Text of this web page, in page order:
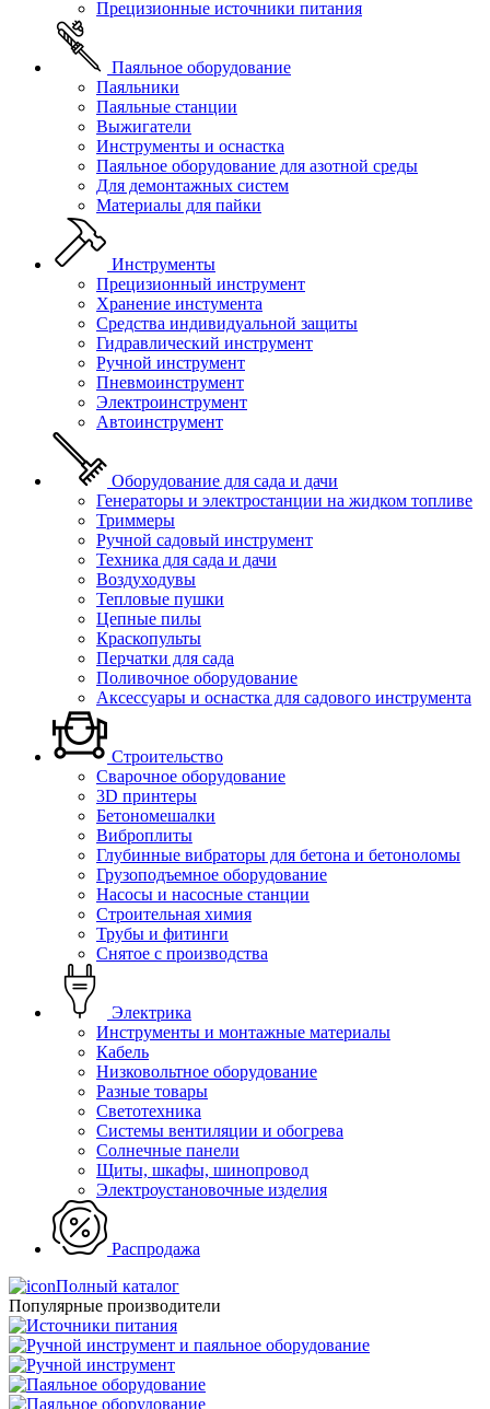
Прецизионные источники питания
Паяльное оборудование
Паяльники
Паяльные станции
Выжигатели
Инструменты и оснастка
Паяльное оборудование для азотной среды
Для демонтажных систем
Материалы для пайки
Инструменты
Прецизионный инструмент
Хранение инстумента
Средства индивидуальной защиты
Гидравлический инструмент
Ручной инструмент
Пневмоинструмент
Электроинструмент
Автоинструмент
Оборудование для сада и дачи
Генераторы и электростанции на жидком топливе
Триммеры
Ручной садовый инструмент
Техника для сада и дачи
Воздуходувы
Тепловые пушки
Цепные пилы
Краскопульты
Перчатки для сада
Поливочное оборудование
Аксессуары и оснастка для садового инструмента
Строительство
Сварочное оборудование
3D принтеры
Бетономешалки
Виброплиты
Глубинные вибраторы для бетона и бетоноломы
Грузоподъемное оборудование
Насосы и насосные станции
Строительная химия
Трубы и фитинги
Снятое с производства
Электрика
Инструменты и монтажные материалы
Кабель
Низковольтное оборудование
Разные товары
Светотехника
Системы вентиляции и обогрева
Солнечные панели
Щиты, шкафы, шинопровод
Электроустановочные изделия
Распродажа
Полный каталог
Популярные производители